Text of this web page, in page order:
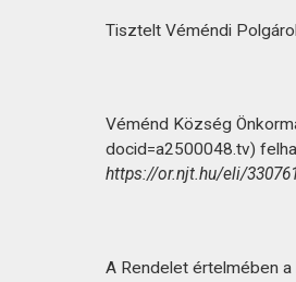
Tisztelt Véméndi
Véménd Község
docid=a2500048.tv)
https://or.njt.hu/eli/
A Rendelet értelmében